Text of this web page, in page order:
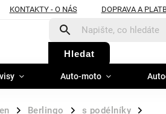
KONTAKTY - O NÁS DOPRAVA A
Hledat
Auto-moto
Berlingo s podélníky